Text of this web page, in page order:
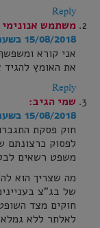
Reply
משתמש
15/08/2018 בשעה 14:57
אני קורא
את האומץ
Reply
שמי הגיב:
15/08/2018 בשעה 15:35
חוק פסקת
לפסוק כרצונתם
משפט רשאים
מה שצריך הוא
של בג"צ
חוקים מצד
לאלתר ללא